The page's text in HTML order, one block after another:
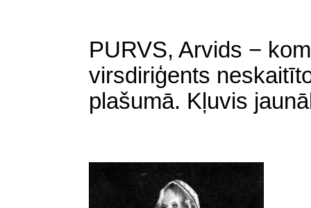
PURVS, Arvids −
virsdiriģents
plašumā. Kļuvis